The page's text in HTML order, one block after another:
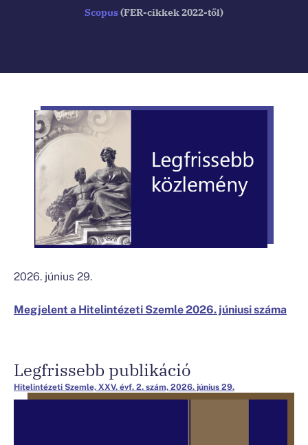
Scopus(FER-cikkek 2022-től)
2026. június 29.
Megjelent a Hitelintézeti Szemle 2026. júniusi száma
Legfrissebb publikáció
Hitelintézeti Szemle, XXV. évf. 2. szám, 2026. június 29.